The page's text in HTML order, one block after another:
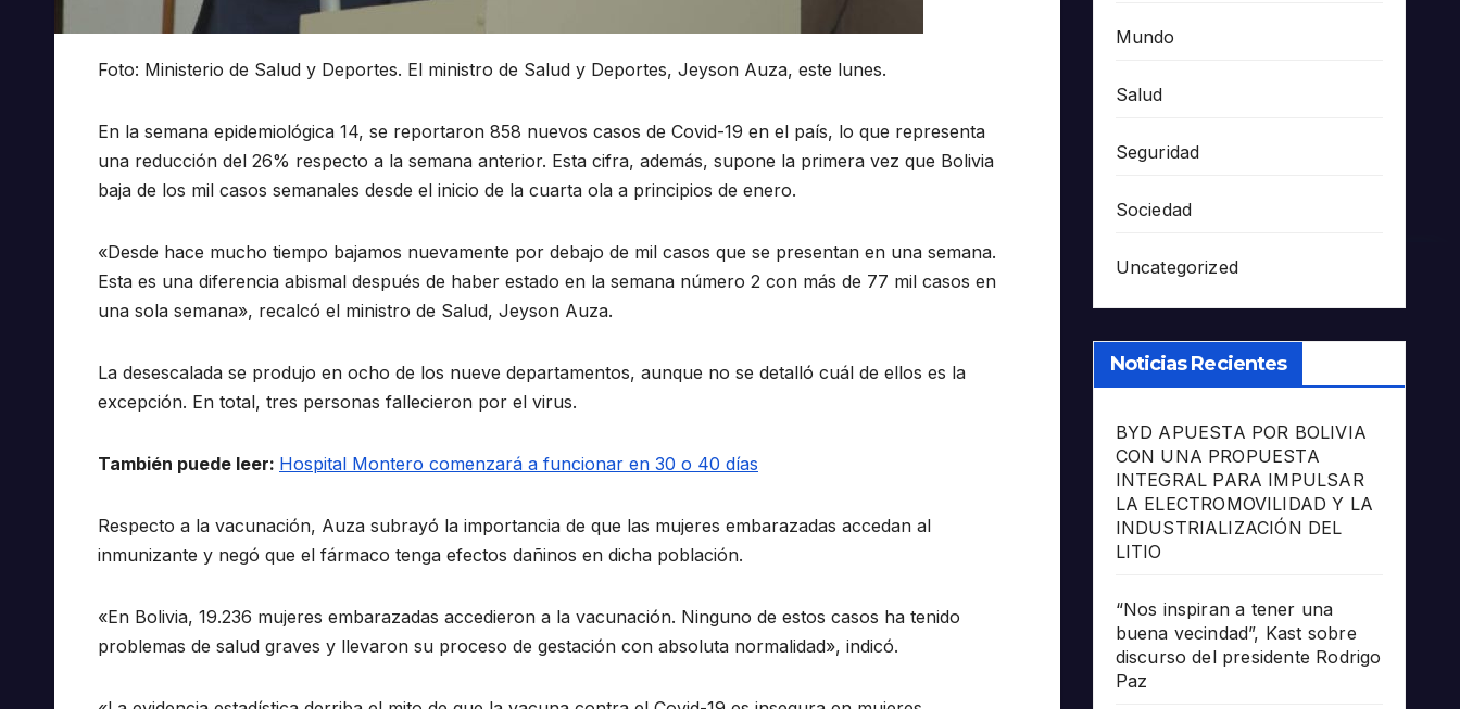
Foto: Ministerio de Salud y Deportes. El ministro de Salud y Deportes, Jeyson Auza, este lunes.
En la semana epidemiológica 14, se reportaron 858 nuevos casos de Covid-19 en el país, lo que representa
una reducción del 26% respecto a la semana anterior. Esta cifra, además, supone la primera vez que Bolivia
baja de los mil casos semanales desde el inicio de la cuarta ola a principios de enero.
«Desde hace mucho tiempo bajamos nuevamente por debajo de mil casos que se presentan en una semana.
Esta es una diferencia abismal después de haber estado en la semana número 2 con más de 77 mil casos en
una sola semana», recalcó el ministro de Salud, Jeyson Auza.
La desescalada se produjo en ocho de los nueve departamentos, aunque no se detalló cuál de ellos es la
excepción. En total, tres personas fallecieron por el virus.
También puede leer: Hospital Montero comenzará a funcionar en 30 o 40 días
Respecto a la vacunación, Auza subrayó la importancia de que las mujeres embarazadas accedan al
inmunizante y negó que el fármaco tenga efectos dañinos en dicha población.
«En Bolivia, 19.236 mujeres embarazadas accedieron a la vacunación. Ninguno de estos casos ha tenido
problemas de salud graves y llevaron su proceso de gestación con absoluta normalidad», indicó.
Mundo
Salud
Seguridad
Sociedad
Uncategorized
Noticias Recientes
BYD APUESTA POR BOLIVIA
CON UNA PROPUESTA
INTEGRAL PARA IMPULSAR
LA ELECTROMOVILIDAD Y LA
INDUSTRIALIZACIÓN DEL
LITIO
“Nos inspiran a tener una
buena vecindad”, Kast sobre
discurso del presidente Rodrigo
Paz